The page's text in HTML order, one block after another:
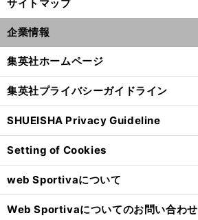
サイトマップ
企業情報
集英社ホームページ
集英社プライバシーガイドライン
SHUEISHA Privacy Guideline
Setting of Cookies
web Sportivaについて
Web Sportivaについてのお問い合わせ